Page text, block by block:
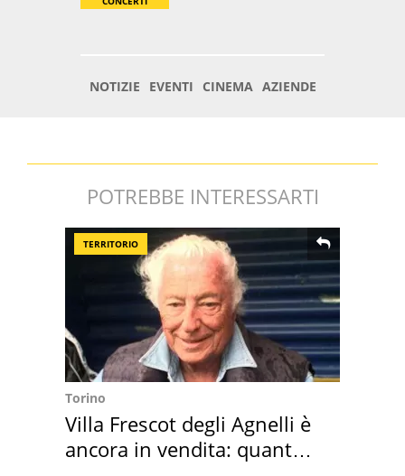
POTREBBE INTERESSARTI
TERRITORIO
Torino
Villa Frescot degli Agnelli è
ancora in vendita: quanto